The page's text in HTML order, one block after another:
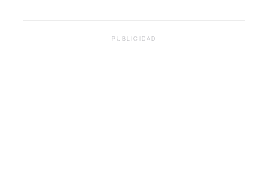
PUBLICIDAD